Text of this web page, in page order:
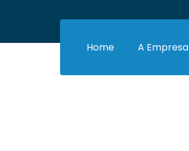
Home A Empresa